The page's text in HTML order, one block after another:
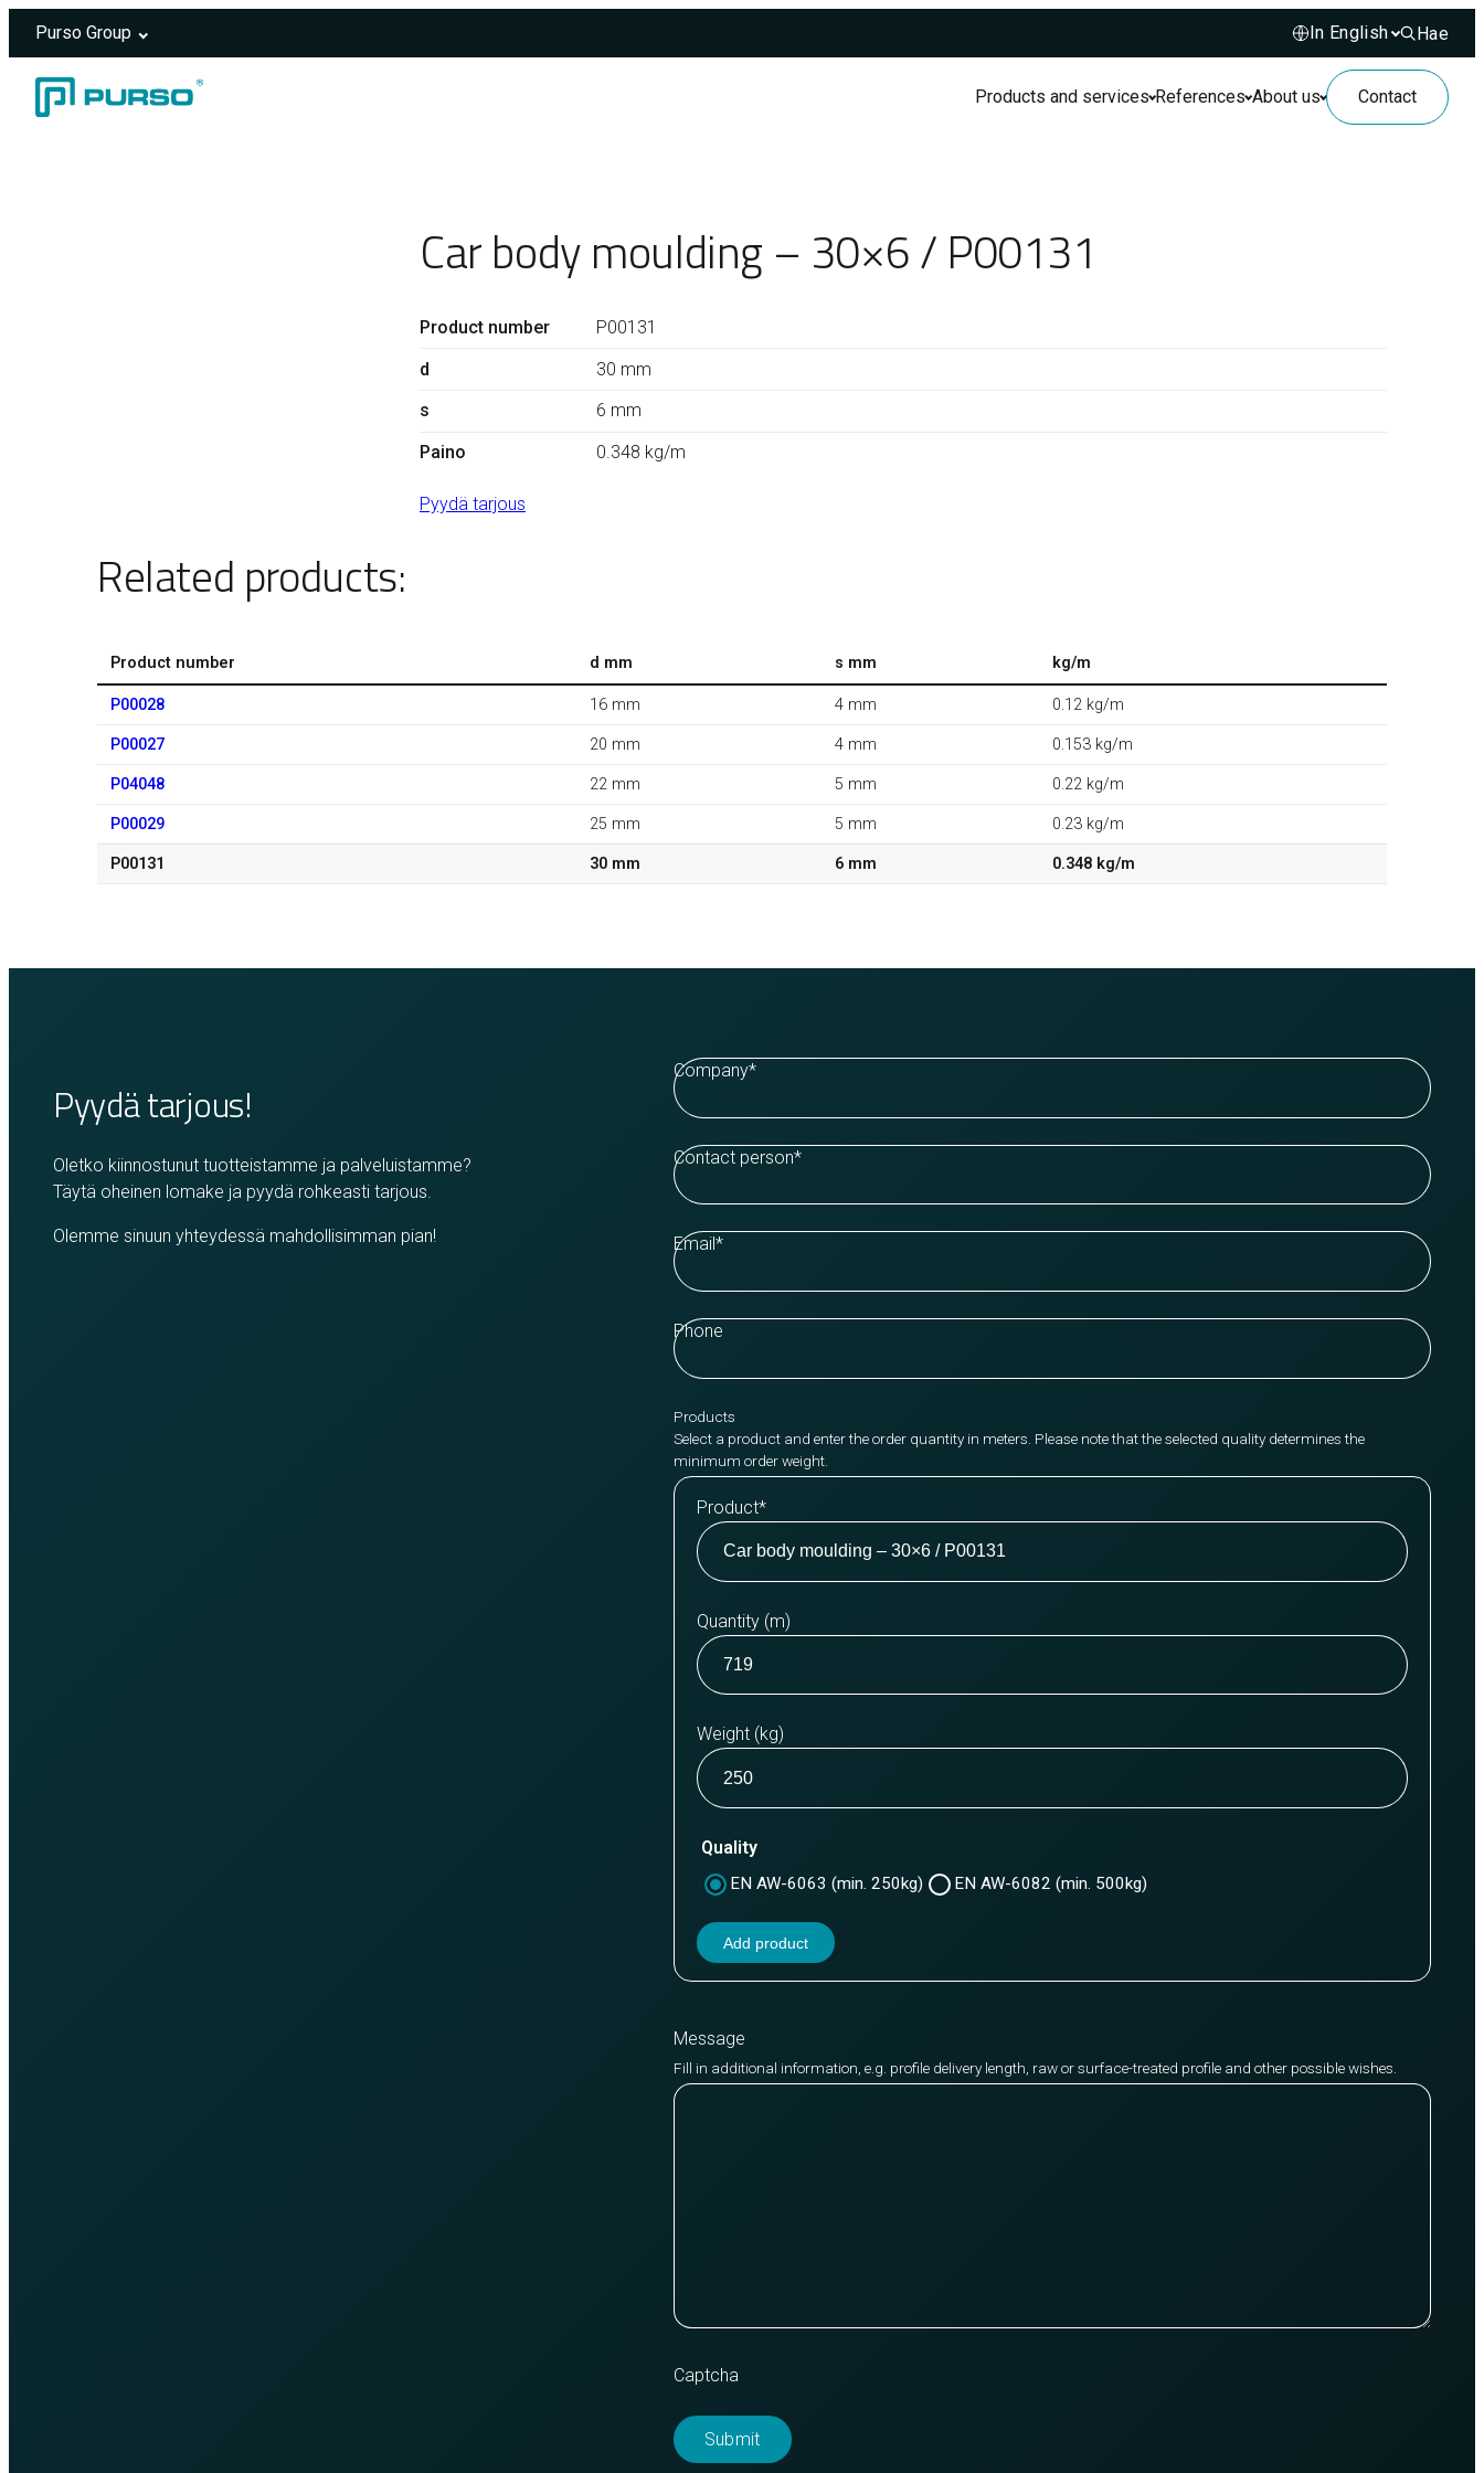
Purso Group
Hae
Hae
Products and services References About us Contact
Car body moulding – 30×6 / P00131
Product number
P00131
d
30 mm
s
6 mm
Paino
0.348 kg/m
Pyydä tarjous
Related products:
Product number d mm s mm kg/m
P00028 16 mm 4 mm 0.12 kg/m
P00027 20 mm 4 mm 0.153 kg/m
P04048 22 mm 5 mm 0.22 kg/m
P00029 25 mm 5 mm 0.23 kg/m
P00131 30 mm 6 mm 0.348 kg/m
Pyydä tarjous!
Oletko kiinnostunut tuotteistamme ja palveluistamme?
Täytä oheinen lomake ja pyydä rohkeasti tarjous.
Olemme sinuun yhteydessä mahdollisimman pian!
Company*
Contact person*
Email*
Phone
Products
Select a product and enter the order quantity in meters. Please note that the selected quality determines the
minimum order weight.
Product*
Quantity (m)
Weight (kg)
Quality
EN AW-6063 (min. 250kg) EN AW-6082 (min. 500kg)
Add product
Message
Fill in additional information, e.g. profile delivery length, raw or surface-treated profile and other possible wishes.
Captcha